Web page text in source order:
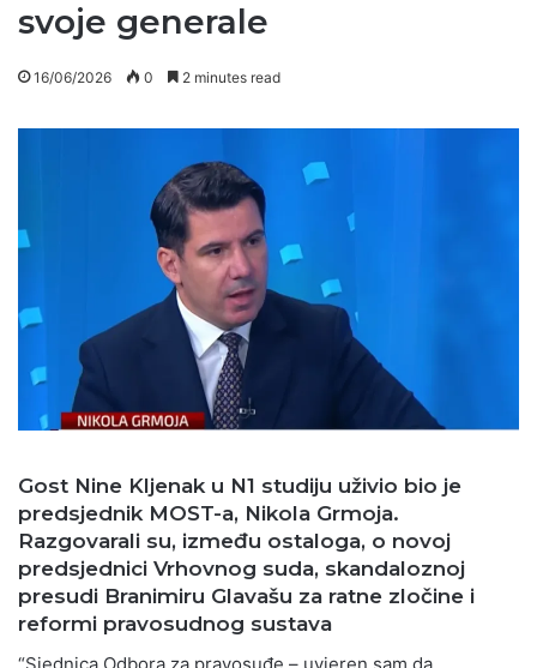
svoje generale
16/06/2026 0 2 minutes read
Gost Nine Kljenak u N1 studiju uživio bio je
predsjednik MOST-a, Nikola Grmoja.
Razgovarali su, između ostaloga, o novoj
predsjednici Vrhovnog suda, skandaloznoj
presudi Branimiru Glavašu za ratne zločine i
reformi pravosudnog sustava
“Sjednica Odbora za pravosuđe – uvjeren sam da